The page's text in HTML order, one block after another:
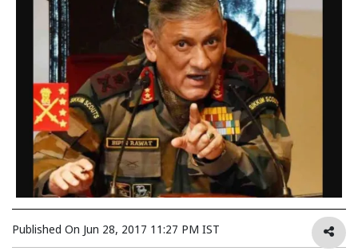
Published On Jun 28, 2017 11:27 PM IST